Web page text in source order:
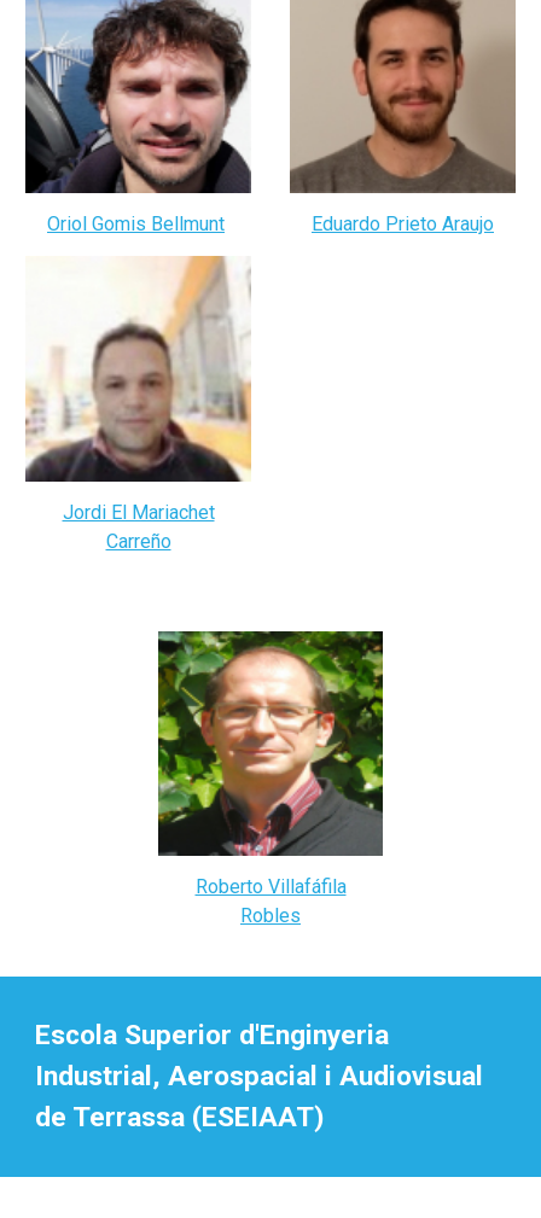
Oriol Gomis Bellmunt
Jordi El Mariachet
Carreño
Eduardo Prieto Araujo
Roberto Villafáfila
Robles
Escola Superior d'Enginyeria
Industrial, Aerospacial i Audiovisual
de Terrassa (ESEIAAT)